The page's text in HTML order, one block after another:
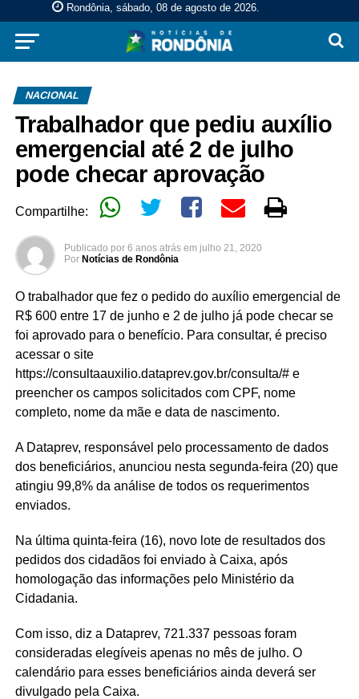
Rondônia, sábado, 08 de agosto de 2026.
NACIONAL
Trabalhador que pediu auxílio
emergencial até 2 de julho
pode checar aprovação
Compartilhe:
Publicado por 6 anos atrás em julho 21, 2020
Por Notícias de Rondônia
O trabalhador que fez o pedido do auxílio emergencial de
R$ 600 entre 17 de junho e 2 de julho já pode checar se
foi aprovado para o benefício. Para consultar, é preciso
acessar o site
https://consultaauxilio.dataprev.gov.br/consulta/# e
preencher os campos solicitados com CPF, nome
completo, nome da mãe e data de nascimento.
A Dataprev, responsável pelo processamento de dados
dos beneficiários, anunciou nesta segunda-feira (20) que
atingiu 99,8% da análise de todos os requerimentos
enviados.
Na última quinta-feira (16), novo lote de resultados dos
pedidos dos cidadãos foi enviado à Caixa, após
homologação das informações pelo Ministério da
Cidadania.
Com isso, diz a Dataprev, 721.337 pessoas foram
consideradas elegíveis apenas no mês de julho. O
calendário para esses beneficiários ainda deverá ser
divulgado pela Caixa.